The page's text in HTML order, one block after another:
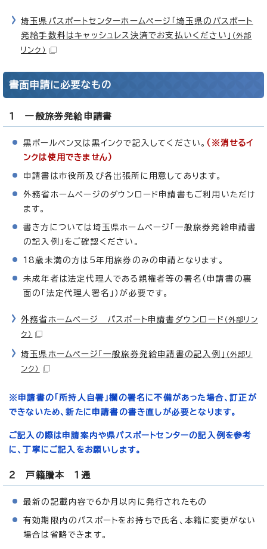
埼玉県パスポートセンターホームページ「埼玉県のパスポート
発給手数料はキャッシュレス決済でお支払いください」 （外部
リンク）
書面申請に必要なもの
1 一般旅券発給申請書
黒ボールペン又は黒インクで記入してください。 （※消せるイ
ンクは使用できません）
申請書は市役所及び各出張所に用意してあります。
外務省ホームページのダウンロード申請書もご利用いただけ
ます。
書き方については埼玉県ホームページ「一般旅券発給申請書
の記入例」をご確認ください。
18歳未満の方は5年用旅券のみの申請となります。
未成年者は法定代理人である親権者等の署名（申請書の裏
面の「法定代理人署名」）が必要です。
外務省ホームページ パスポート申請書ダウンロード （外部リン
ク）
埼玉県ホームページ「一般旅券発給申請書の記入例」 （外部リ
ンク）
※申請書の「所持人自署」欄の署名に不備があった場合、訂正が
できないため、新たに申請書の書き直しが必要となります。
ご記入の際は申請案内や県パスポートセンターの記入例を参考
に、丁寧にご記入をお願いします。
2 戸籍謄本 1通
最新の記載内容で6か月以内に発行されたもの
有効期限内のパスポートをお持ちで氏名、本籍に変更がない
場合は省略できます。